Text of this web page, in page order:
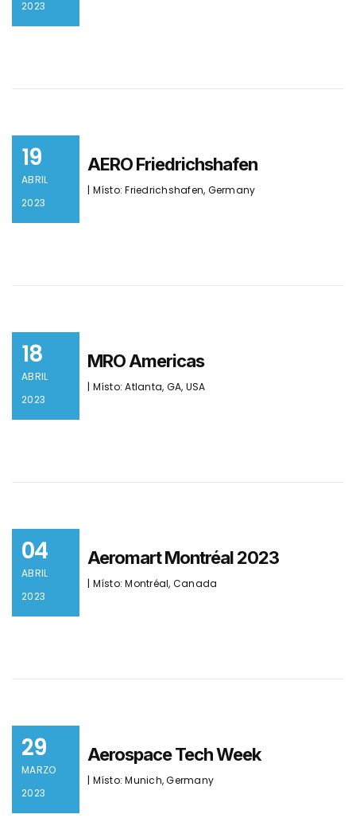
2023
19
ABRIL
2023
AERO Friedrichshafen
| Místo: Friedrichshafen, Germany
18
ABRIL
2023
MRO Americas
| Místo: Atlanta, GA, USA
04
ABRIL
2023
Aeromart Montréal 2023
| Místo: Montréal, Canada
29
MARZO
2023
Aerospace Tech Week
| Místo: Munich, Germany